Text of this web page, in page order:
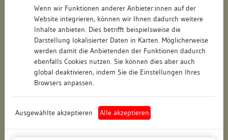
Wenn wir Funktionen anderer Anbieter:innen auf der
Website integrieren, können wir Ihnen dadurch weitere
Inhalte anbieten. Dies betrifft beispielsweise die
Darstellung lokalisierter Daten in Karten. Möglicherweise
werden damit die Anbietenden der Funktionen dadurch
ebenfalls Cookies nutzen. Sie können dies aber auch
global deaktivieren, indem Sie die Einstellungen Ihres
Browsers anpassen.
Ausgewählte akzeptieren Alle akzeptieren
Stadt-Teilort: Konstanz
Regierungsbezirk: Freiburg
Konstanz (Landkreis)
Wohnplatzschlüssel: 8335043012
Flurstücknummer: keine
Historischer Straßenname: keiner